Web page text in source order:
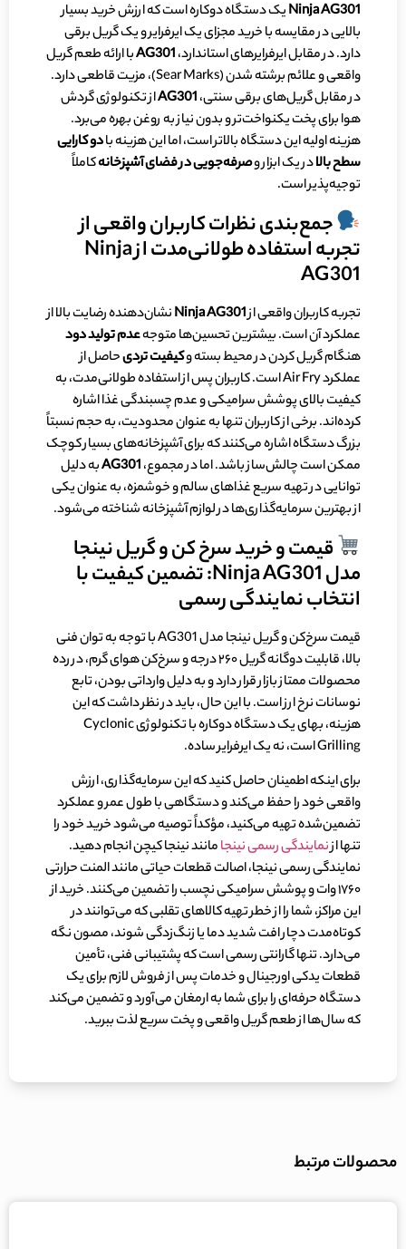
Ninja AG301یک دستگاه دوکاره است که ارزش خرید بسیار
بالایی در مقایسه با خرید مجزای یک ایرفرایر و یک گریل برقی
دارد. در مقابل ایرفرایرهای استاندارد،AG301با ارائه طعم گریل
واقعی و علائم برشته شدن (Sear Marks)، مزیت قاطعی دارد.
در مقابل گریل‌های برقی سنتی،AG301از تکنولوژی گردش
هوا برای پخت یکنواخت‌تر و بدون نیاز به روغن بهره می‌برد.
هزینه اولیه این دستگاه بالاتر است، اما این هزینه بادو کارایی
سطح بالادر یک ابزار وصرفه‌جویی در فضای آشپزخانهکاملاً
توجیه‌پذیر است.
جمع‌بندی نظرات کاربران واقعی از
تجربه استفاده طولانی‌مدت از Ninja
AG301
تجربه کاربران واقعی ازNinja AG301نشان‌دهنده رضایت بالا از
عملکرد آن است. بیشترین تحسین‌ها متوجهعدم تولید دود
هنگام گریل کردن در محیط بسته وکیفیت تردیحاصل از
عملکرد Air Fry است. کاربران پس از استفاده طولانی‌مدت، به
کیفیت بالای پوشش سرامیکی و عدم چسبندگی غذا اشاره
کرده‌اند. برخی از کاربران تنها به عنوان محدودیت، به حجم نسبتاً
بزرگ دستگاه اشاره می‌کنند که برای آشپزخانه‌های بسیار کوچک
ممکن است چالش‌ساز باشد. اما در مجموع،AG301به دلیل
توانایی در تهیه سریع غذاهای سالم و خوشمزه، به عنوان یکی
از بهترین سرمایه‌گذاری‌ها در لوازم آشپزخانه شناخته می‌شود.
قیمت و خرید سرخ کن و گریل نینجا
مدل Ninja AG301: تضمین کیفیت با
انتخاب نمایندگی رسمی
قیمت سرخ‌کن و گریل نینجا مدل AG301 با توجه به توان فنی
بالا، قابلیت دوگانه گریل ۲۶۰ درجه و سرخ‌کن هوای گرم، در رده
محصولات ممتاز بازار قرار دارد و به دلیل وارداتی بودن، تابع
نوسانات نرخ ارز است. با این حال، باید در نظر داشت که این
هزینه، بهای یک دستگاه دوکاره با تکنولوژی Cyclonic
Grilling است، نه یک ایرفرایر ساده.
برای اینکه اطمینان حاصل کنید که این سرمایه‌گذاری، ارزش
واقعی خود را حفظ می‌کند و دستگاهی با طول عمر و عملکرد
تضمین‌شده تهیه می‌کنید، مؤکداً توصیه می‌شود خرید خود را
تنها ازنمایندگی‌ رسمی نینجامانند نینجا کیچن انجام دهید.
نمایندگی‌ رسمی نینجا، اصالت قطعات حیاتی مانند المنت حرارتی
۱۷۶۰ وات و پوشش سرامیکی نچسب را تضمین می‌کنند. خرید از
این مراکز، شما را از خطر تهیه کالاهای تقلبی که می‌توانند در
کوتاه‌مدت دچار افت شدید دما یا زنگ‌زدگی شوند، مصون نگه
می‌دارد. تنها گارانتی رسمی است که پشتیبانی فنی، تأمین
قطعات یدکی اورجینال و خدمات پس از فروش لازم برای یک
دستگاه حرفه‌ای را برای شما به ارمغان می‌آورد و تضمین می‌کند
که سال‌ها از طعم گریل واقعی و پخت سریع لذت ببرید.
محصولات مرتبط